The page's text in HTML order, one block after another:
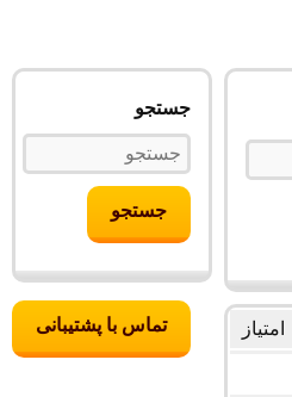
امتیاز
جستجو
تماس با پشتیبانی